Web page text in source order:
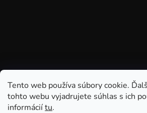
Tento web používa súbory cookie.
tohto webu vyjadrujete súhlas s ich
informáciítu.